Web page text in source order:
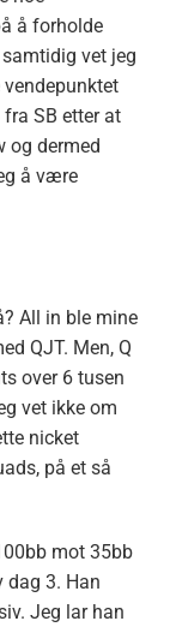
å forholde
vet jeg
SB etter at
og dermed
å være
All in ble mine
QJT. Men, Q
over 6 tusen
vet ikke om
nicket
på et så
mot 35bb
dag 3. Han
Jeg lar han